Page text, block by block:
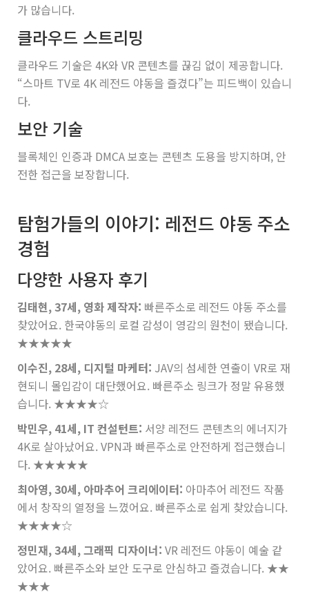
가 많습니다.
클라우드 스트리밍
클라우드 기술은 4K와 VR 콘텐츠를 끊김 없이 제공합니다.
“스마트 TV로 4K 레전드 야동을 즐겼다”는 피드백이 있습니
다.
보안 기술
블록체인 인증과 DMCA 보호는 콘텐츠 도용을 방지하며, 안
전한 접근을 보장합니다.
탐험가들의 이야기: 레전드 야동 주소
경험
다양한 사용자 후기
김태현, 37세, 영화 제작자: 빠른주소로 레전드 야동 주소를
찾았어요. 한국야동의 로컬 감성이 영감의 원천이 됐습니다.
★★★★★
이수진, 28세, 디지털 마케터: JAV의 섬세한 연출이 VR로 재
현되니 몰입감이 대단했어요. 빠른주소 링크가 정말 유용했
습니다. ★★★★☆
박민우, 41세, IT 컨설턴트: 서양 레전드 콘텐츠의 에너지가
4K로 살아났어요. VPN과 빠른주소로 안전하게 접근했습니
다. ★★★★★
최아영, 30세, 아마추어 크리에이터: 아마추어 레전드 작품
에서 창작의 열정을 느꼈어요. 빠른주소로 쉽게 찾았습니다.
★★★★☆
정민재, 34세, 그래픽 디자이너: VR 레전드 야동이 예술 같
았어요. 빠른주소와 보안 도구로 안심하고 즐겼습니다. ★★
★★★